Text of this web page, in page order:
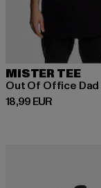
MISTER TEE
Out Of Office Dad
18,99 EUR
Derzeitiger Preis: